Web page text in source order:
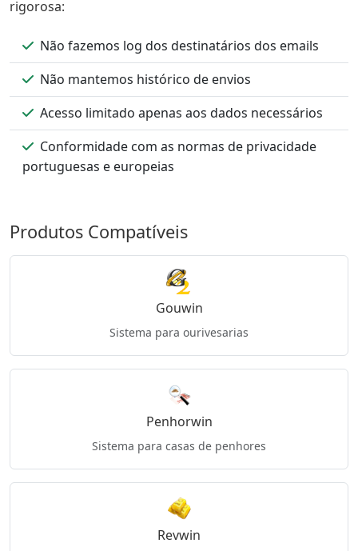
rigorosa:
Não fazemos log dos destinatários dos emails
Não mantemos histórico de envios
Acesso limitado apenas aos dados necessários
Conformidade com as normas de privacidade
portuguesas e europeias
Produtos Compatíveis
Gouwin
Sistema para ourivesarias
Penhorwin
Sistema para casas de penhores
Revwin